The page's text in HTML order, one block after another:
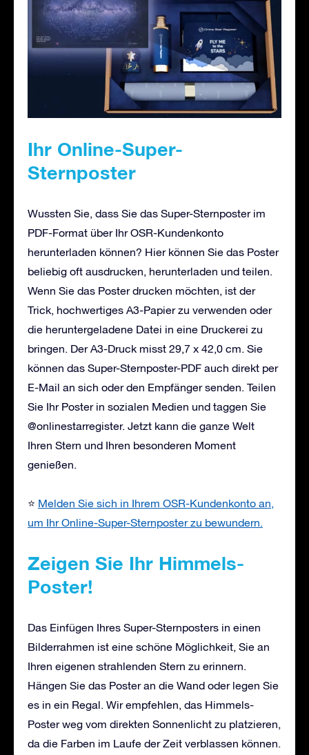
Ihr Online-Super-
Sternposter
Wussten Sie, dass Sie das Super-Sternposter im
PDF-Format über Ihr OSR-Kundenkonto
herunterladen können? Hier können Sie das Poster
beliebig oft ausdrucken, herunterladen und teilen.
Wenn Sie das Poster drucken möchten, ist der
Trick, hochwertiges A3-Papier zu verwenden oder
die heruntergeladene Datei in eine Druckerei zu
bringen. Der A3-Druck misst 29,7 x 42,0 cm. Sie
können das Super-Sternposter-PDF auch direkt per
E-Mail an sich oder den Empfänger senden. Teilen
Sie Ihr Poster in sozialen Medien und taggen Sie
@onlinestarregister. Jetzt kann die ganze Welt
Ihren Stern und Ihren besonderen Moment
genießen.
⭐ Melden Sie sich in Ihrem OSR-Kundenkonto an,
um Ihr Online-Super-Sternposter zu bewundern.
Zeigen Sie Ihr Himmels-
Poster!
Das Einfügen Ihres Super-Sternposters in einen
Bilderrahmen ist eine schöne Möglichkeit, Sie an
Ihren eigenen strahlenden Stern zu erinnern.
Hängen Sie das Poster an die Wand oder legen Sie
es in ein Regal. Wir empfehlen, das Himmels-
Poster weg vom direkten Sonnenlicht zu platzieren,
da die Farben im Laufe der Zeit verblassen können.